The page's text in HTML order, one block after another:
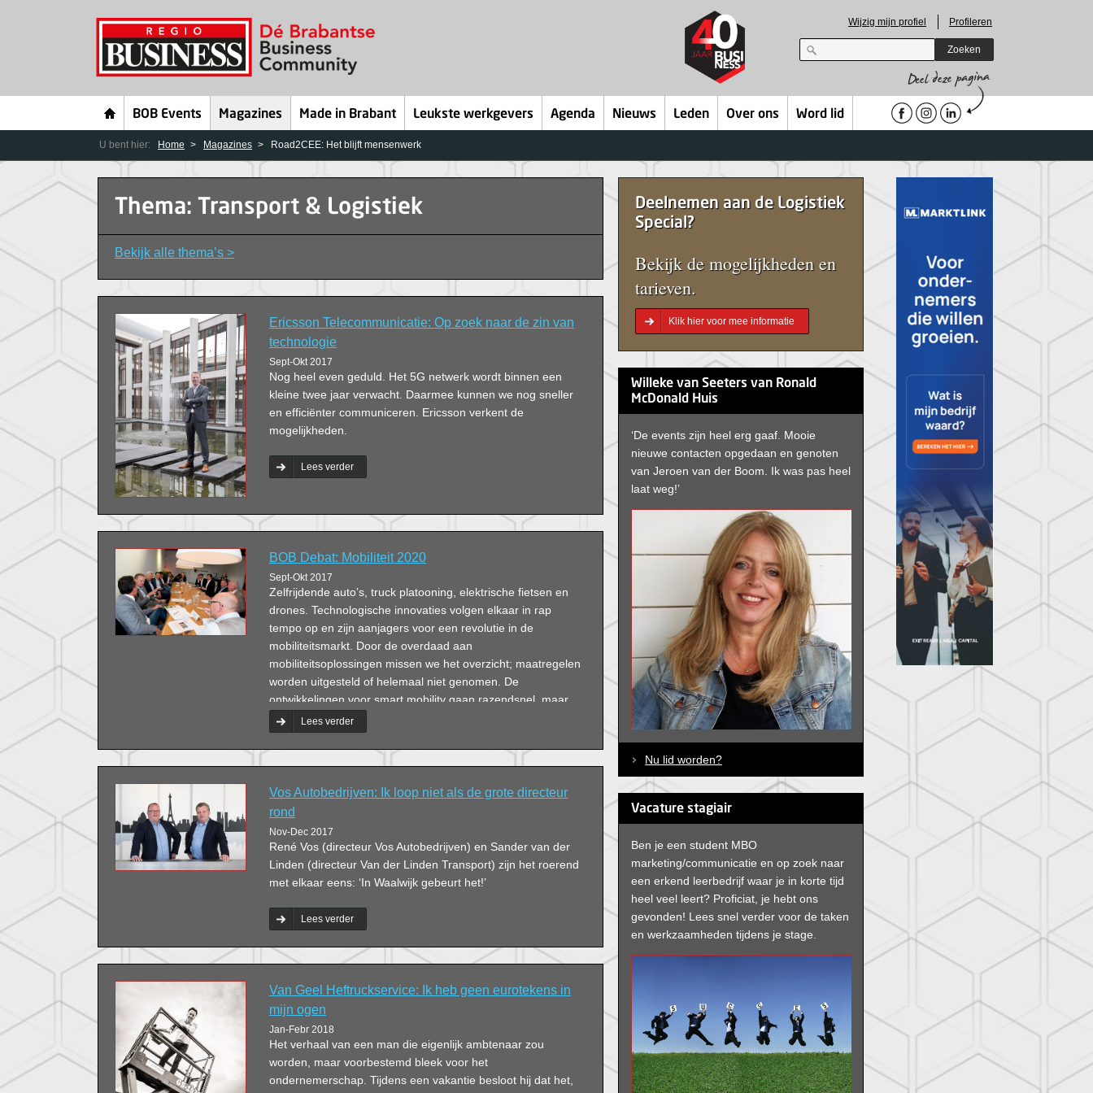
Wijzig mijn profiel Profileren
Zoeken
BOB Events Magazines Made in Brabant Leukste werkgevers Agenda Nieuws Leden Over ons Word lid
U bent hier: Home Magazines Road2CEE: Het blijft mensenwerk
Thema: Transport & Logistiek
Bekijk alle thema’s >
Ericsson Telecommunicatie: Op zoek naar de zin van
technologie
Sept-Okt 2017
Nog heel even geduld. Het 5G netwerk wordt binnen een
kleine twee jaar verwacht. Daarmee kunnen we nog sneller
en efficiënter communiceren. Ericsson verkent de
mogelijkheden.
Lees verder
BOB Debat: Mobiliteit 2020
Sept-Okt 2017
Zelfrijdende auto’s, truck platooning, elektrische fietsen en
drones. Technologische innovaties volgen elkaar in rap
tempo op en zijn aanjagers voor een revolutie in de
mobiliteitsmarkt. Door de overdaad aan
mobiliteitsoplossingen missen we het overzicht; maatregelen
worden uitgesteld of helemaal niet genomen. De
ontwikkelingen voor smart mobility gaan razendsnel, maar
leveren ook veel vragen op over aansprakelijkheid,
cybersecurity, data, privacy en impact op de infrastructuur.
Hoe ziet mobiliteit er in de toekomst uit? En wat kan of moet
je als ondernemer met deze innovaties? Gespreksleider Bert
Damen vraagt het de tien deelnemers aan het BOB Debat.
Lees verder
Vos Autobedrijven: Ik loop niet als de grote directeur
rond
Nov-Dec 2017
René Vos (directeur Vos Autobedrijven) en Sander van der
Linden (directeur Van der Linden Transport) zijn het roerend
met elkaar eens: ‘In Waalwijk gebeurt het!’
Lees verder
Van Geel Heftruckservice: Ik heb geen eurotekens in
mijn ogen
Jan-Febr 2018
Het verhaal van een man die eigenlijk ambtenaar zou
worden, maar voorbestemd bleek voor het
ondernemerschap. Tijdens een vakantie besloot hij dat het,
Deelnemen aan de Logistiek
Special?
Bekijk de mogelijkheden en
tarieven.
Klik hier voor mee informatie
Willeke van Seeters van Ronald
McDonald Huis
‘De events zijn heel erg gaaf. Mooie
nieuwe contacten opgedaan en genoten
van Jeroen van der Boom. Ik was pas heel
laat weg!’
Nu lid worden?
Vacature stagiair
Ben je een student MBO
marketing/communicatie en op zoek naar
een erkend leerbedrijf waar je in korte tijd
heel veel leert? Proficiat, je hebt ons
gevonden! Lees snel verder voor de taken
en werkzaamheden tijdens je stage.